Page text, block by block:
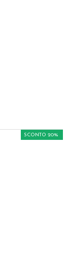
SCONTO 20%